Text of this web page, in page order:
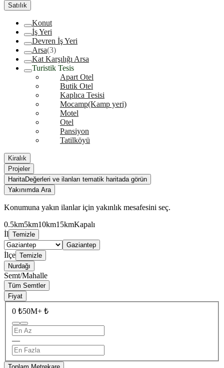
Satılık
Konut
İş Yeri
Devren İş Yeri
Arsa(3)
Kat Karşılığı Arsa
Turistik Tesis
Apart Otel
Butik Otel
Kaplıca Tesisi
Mocamp(Kamp yeri)
Motel
Otel
Pansiyon
Tatilköyü
Kiralık
Projeler
HaritaDeğerleri ve ilanları tematik haritada görün
Yakınımda Ara
Konumuna yakın ilanlar için yakınlık mesafesini seç.
0.5km5km10km15kmKapalı
İl Temizle
Gaziantep
İlçe Temizle
Nurdağı
Semt/Mahalle
Tüm Semtler
Fiyat
0 ₺50M+ ₺
—